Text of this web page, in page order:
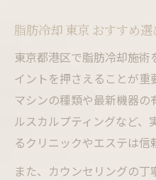
脂肪冷却 東京 おすすめ
東京都港区で脂肪冷却施
イントを押さえることが重
マシンの種類や最新機器の
ルスカルプティングなど、
るクリニックやエステは信
また、カウンセリングの